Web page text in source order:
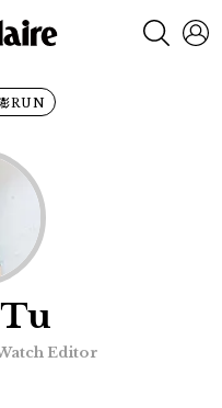
RUN
Editor